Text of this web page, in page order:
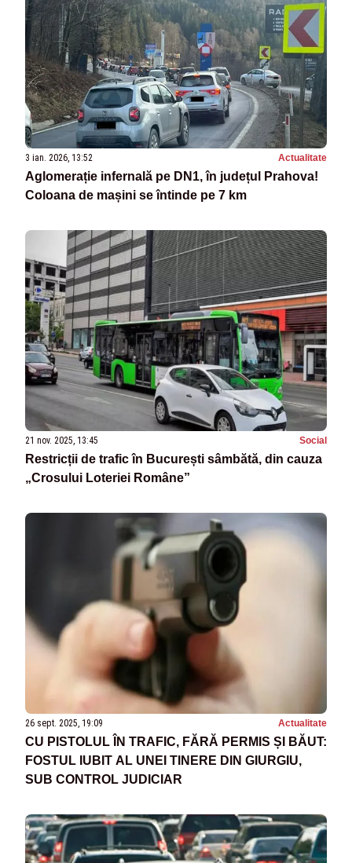
3 ian. 2026, 13:52 Actualitate
Aglomerație infernală pe DN1, în județul Prahova!
Coloana de mașini se întinde pe 7 km
21 nov. 2025, 13:45 Social
Restricții de trafic în București sâmbătă, din cauza
„Crosului Loteriei Române”
26 sept. 2025, 19:09 Actualitate
CU PISTOLUL ÎN TRAFIC, FĂRĂ PERMIS ȘI BĂUT:
FOSTUL IUBIT AL UNEI TINERE DIN GIURGIU,
SUB CONTROL JUDICIAR